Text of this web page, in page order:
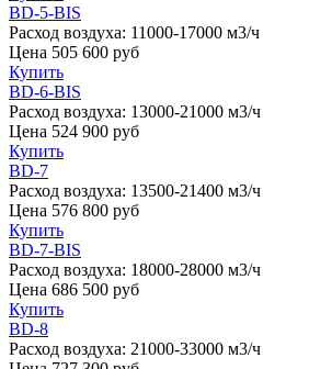
BD-5-BIS
Расход воздуха: 11000-17000 м3/ч
Цена 505 600 руб
Купить
BD-6-BIS
Расход воздуха: 13000-21000 м3/ч
Цена 524 900 руб
Купить
BD-7
Расход воздуха: 13500-21400 м3/ч
Цена 576 800 руб
Купить
BD-7-BIS
Расход воздуха: 18000-28000 м3/ч
Цена 686 500 руб
Купить
BD-8
Расход воздуха: 21000-33000 м3/ч